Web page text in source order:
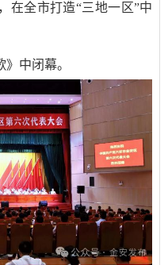
在全市打造“三地一区”中
中闭幕。